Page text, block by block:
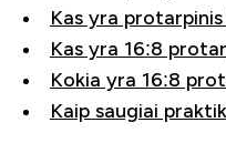
Kas yra
Kas yra 16:8
Kokia yra 16:8
Kaip saugiai